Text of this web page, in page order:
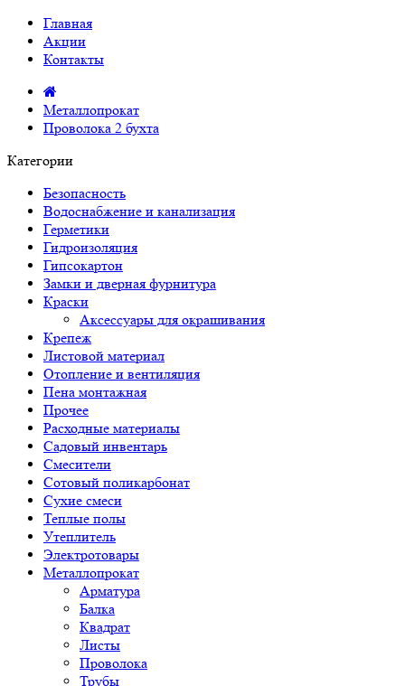
Главная
Акции
Контакты
Металлопрокат
Проволока 2 бухта
Категории
Безопасность
Водоснабжение и канализация
Герметики
Гидроизоляция
Гипсокартон
Замки и дверная фурнитура
Краски
Аксессуары для окрашивания
Крепеж
Листовой материал
Отопление и вентиляция
Пена монтажная
Прочее
Расходные материалы
Садовый инвентарь
Смесители
Сотовый поликарбонат
Сухие смеси
Теплые полы
Утеплитель
Электротовары
Металлопрокат
Арматура
Балка
Квадрат
Листы
Проволока
Трубы